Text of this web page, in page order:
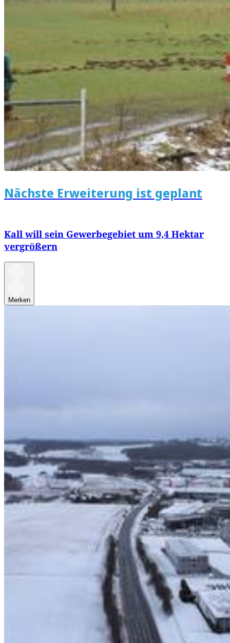
Nächste Erweiterung ist geplant
Kall will sein Gewerbegebiet um 9,4 Hektar
vergrößern
Merken